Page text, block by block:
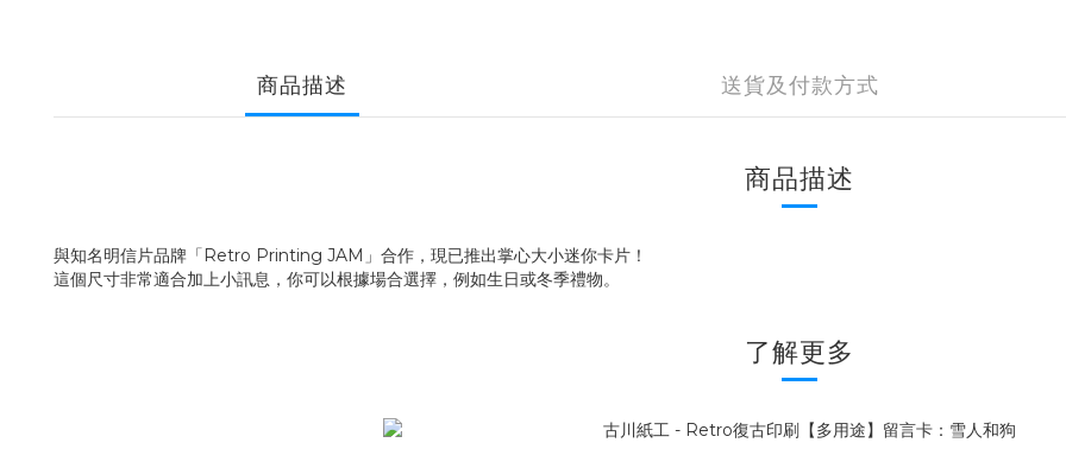
商品描述 送貨及付款方式
商品描述
與知名明信片品牌「Retro Printing JAM」合作，現已推出掌心大小迷你卡片！
這個尺寸非常適合加上小訊息，你可以根據場合選擇，例如生日或冬季禮物。
了解更多